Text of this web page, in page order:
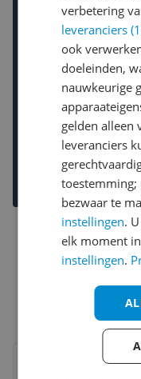
verbetering
leveranciers
ook
doeleinden,
nauwkeurige
gelden alleen
leveranciers
toestemming;
bezwaar te
instellingen.
elk moment
instellingen.